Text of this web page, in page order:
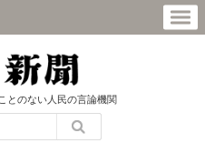
とのない人民の言論機関